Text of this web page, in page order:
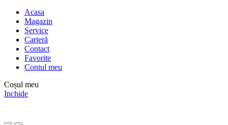
Acasa
Magazin
Service
Carieră
Contact
Favorite
Contul meu
Coșul meu
Inchide